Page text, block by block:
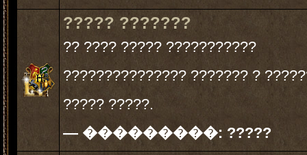
????? ???????
?? ???? ????? ???????????
??????????????? ??????? ?
????? ?????.
— ���������: ?????